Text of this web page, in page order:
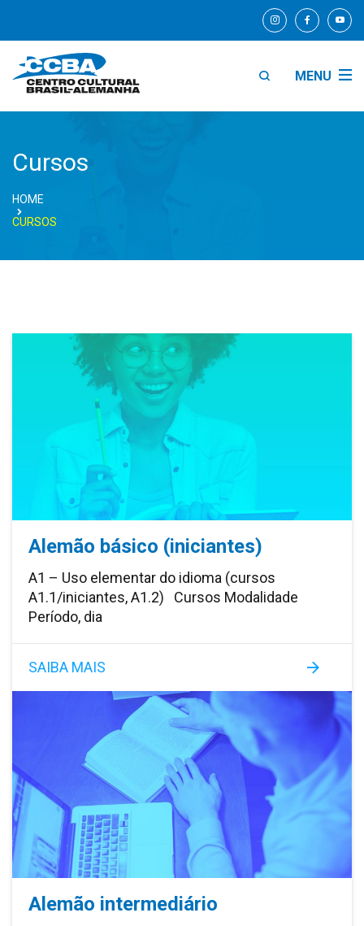
MENU
Cursos
HOME
CURSOS
Alemão básico (iniciantes)
A1 – Uso elementar do idioma (cursos
A1.1/iniciantes, A1.2) Cursos Modalidade
Período, dia
SAIBA MAIS
Alemão intermediário